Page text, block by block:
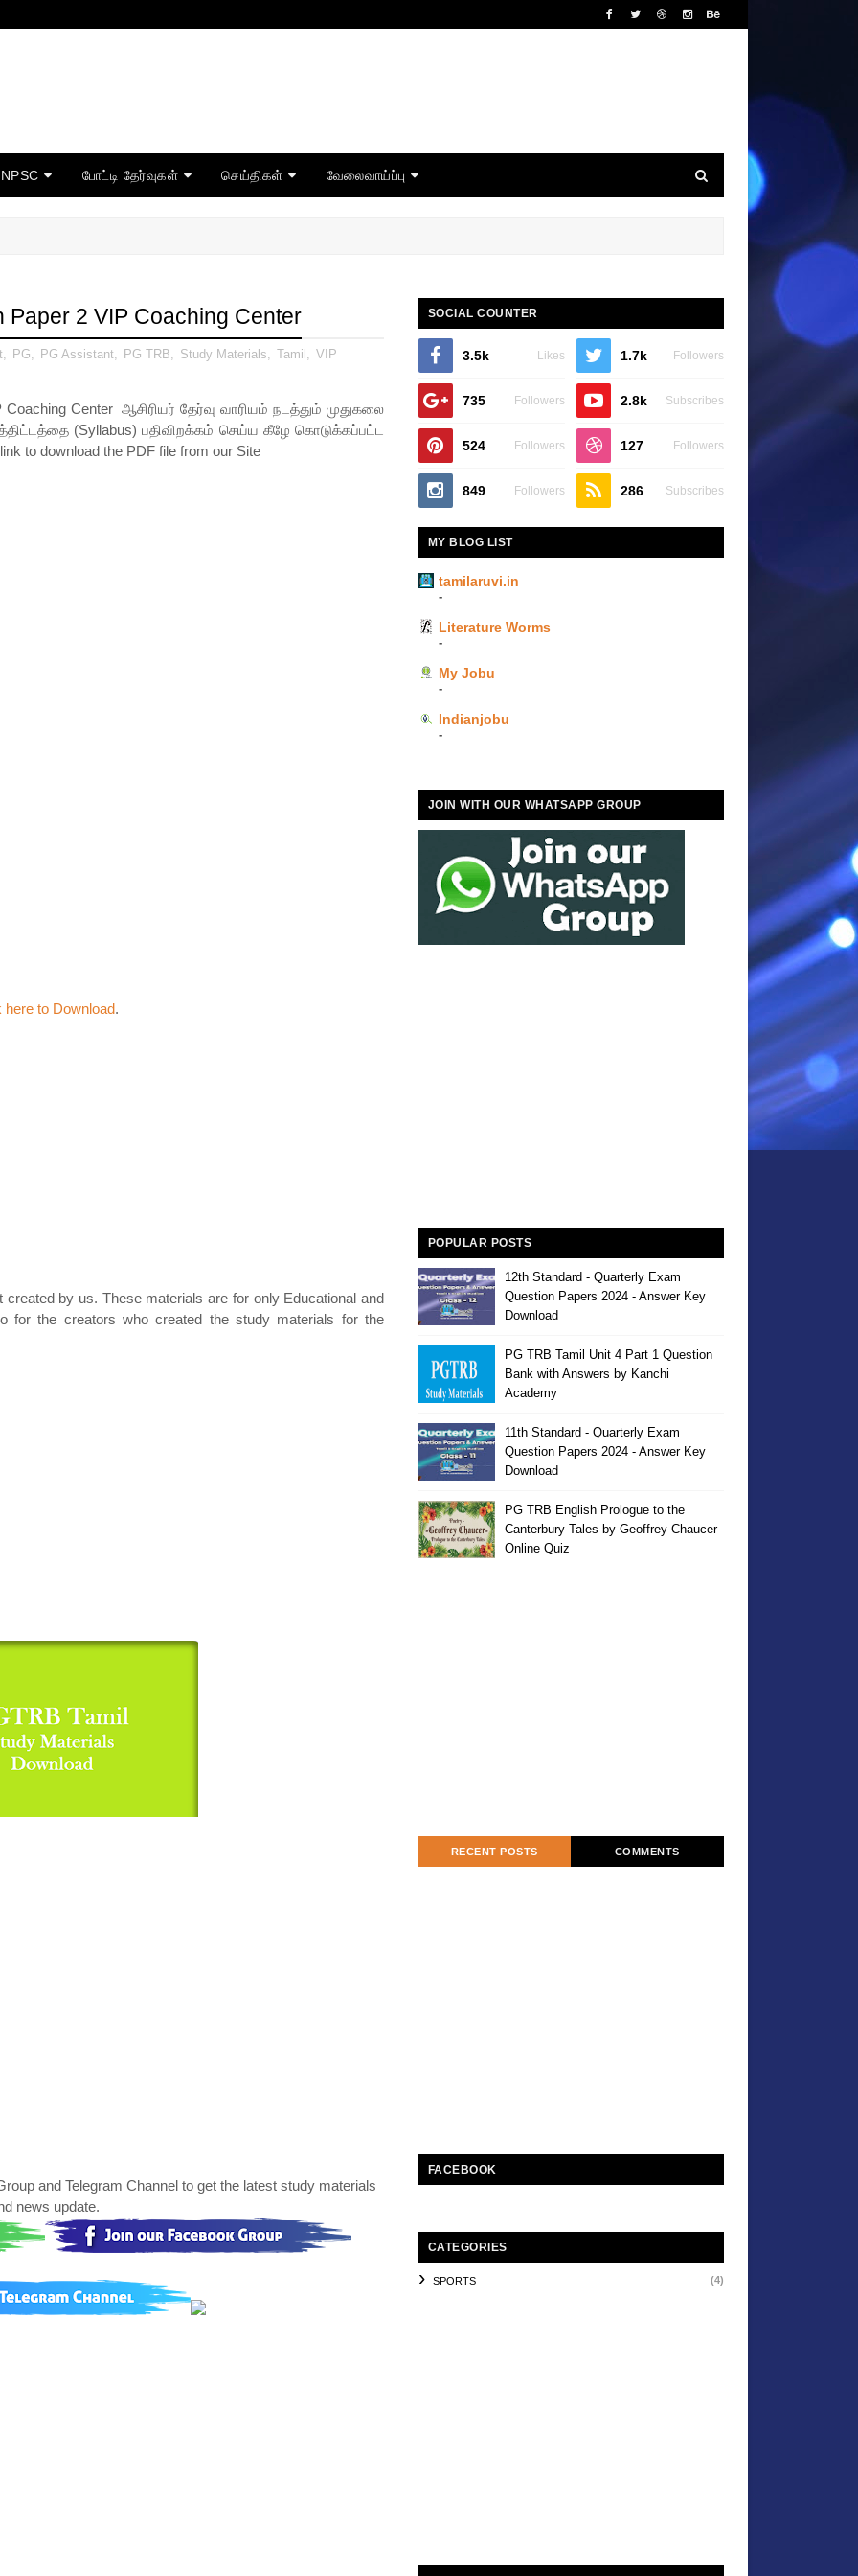
போட்டி தேர்வுகள் செய்திகள் வேலைவாய்ப்பு
Paper 2 VIP Coaching Center
, PG, PG Assistant, PG TRB, Study Materials, Tamil , VIP
Center ஆசிரியர் தேர்வு வாரியம் நடத்தும் முதுகலை
(Syllabus) பதிவிறக்கம் செய்ய கீழே கொடுக்கப்பட்ட
to download the PDF file from our Site
here to Download.
by us. These materials are for only Educational and
for the creators who created the study materials for the
and Telegram Channel to get the latest study materials
news update.
SOCIAL COUNTER
3.5k Likes 1.7k Followers
735 Followers 2.8k Subscribes
524 Followers 127 Followers
849 Followers 286 Subscribes
MY BLOG LIST
tamilaruvi.in
-
Literature Worms
-
My Jobu
-
Indianjobu
-
JOIN WITH OUR WHATSAPP GROUP
POPULAR POSTS
12th Standard - Quarterly Exam
Question Papers 2024 - Answer Key
Download
PG TRB Tamil Unit 4 Part 1 Question
Bank with Answers by Kanchi
Academy
11th Standard - Quarterly Exam
Question Papers 2024 - Answer Key
Download
PG TRB English Prologue to the
Canterbury Tales by Geoffrey Chaucer
Online Quiz
RECENT POSTS COMMENTS
FACEBOOK
CATEGORIES
SPORTS (4)